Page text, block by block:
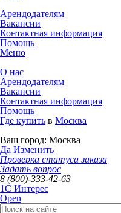
Арендодателям
Вакансии
Контактная информация
Помощь
Меню
О нас
Арендодателям
Вакансии
Контактная информация
Помощь
Где купить в Москва
Ваш город: Москва
Да Изменить
Проверка статуса заказа
Задать вопрос
8 (800)-333-42-63
1C Интерес
Open